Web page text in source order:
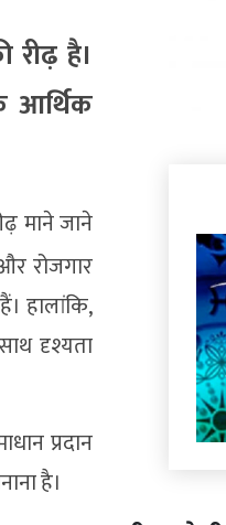
है।
आर्थिक
माने जाने
रोजगार
हालांकि,
दृश्यता
प्रदान
है।